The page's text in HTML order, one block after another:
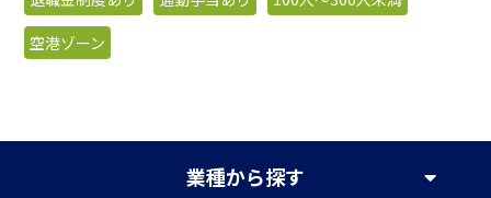
空港ゾーン
業種から探す